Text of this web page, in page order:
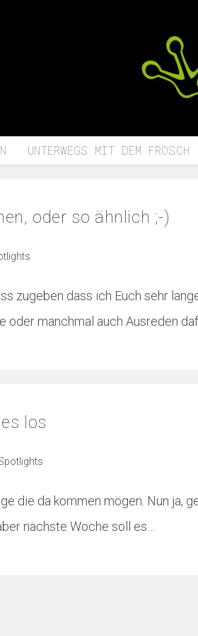
UNTERWEGS MIT DEM FROSCH
oder so ähnlich ;-)
zugeben dass ich Euch sehr
oder manchmal auch Ausreden
los
die da kommen mögen. Nun ja,
nächste Woche soll es…